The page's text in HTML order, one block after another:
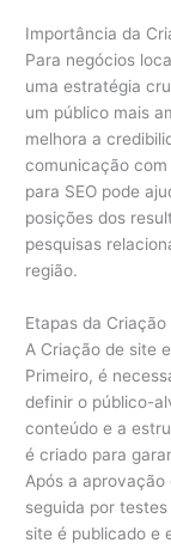
Importância da
Para negócios
uma estratégia
um público mais
melhora a
comunicação
para SEO pode
posições dos
pesquisas
região.
Etapas da
A Criação de site
Primeiro, é
definir o público-
conteúdo e a
é criado para
Após a aprovação
seguida por
site é publicado e